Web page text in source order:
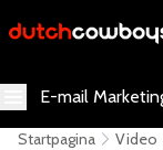
E-mail
Startpagina Video